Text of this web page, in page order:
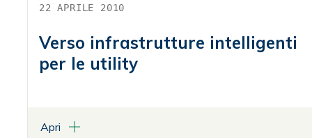
22 APRILE 2010
Verso infrastrutture intelligenti
per le utility
LUOGO
Apri